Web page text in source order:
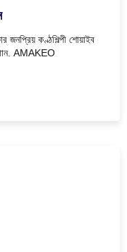
জনপ্রিয় কণ্ঠশিল্পী শোয়াইব
গান. AMAKEO